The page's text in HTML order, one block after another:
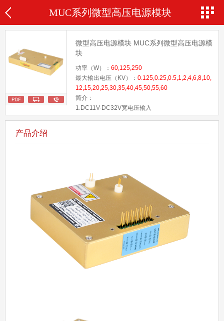
MUC系列微型高压电源模块
微型高压电源模块 MUC系列微型高压电源模
块
功率（W）： 60,125,250
最大输出电压（KV）： 0.125,0.25,0.5,1,2,4,6,8,10,
12,15,20,25,30,35,40,45,50,55,60
简介：
1.DC11V-DC32V宽电压输入
8.电压调整率0.01%
9.负载调整率0.01％
10.短路保护、打火保护
11.可选RS-485，RS-232通讯
12.客户可OEM定制，价格有优势
产品介绍